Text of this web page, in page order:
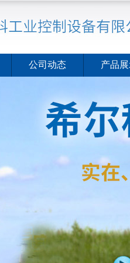
公司动态 产品